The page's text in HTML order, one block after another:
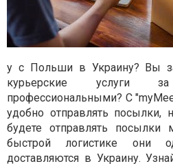
у с Польши в Украину? Вы
курьерские услуги
профессиональными? С
удобно отправлять
будете отправлять посылки
быстрой логистике они
доставляются в Украину.